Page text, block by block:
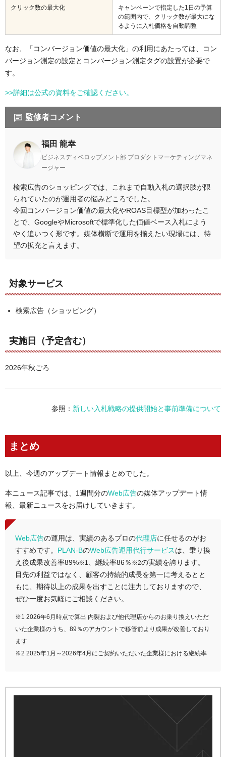
クリック数の最大化
キャンペーンで指定した1日の予算
の範囲内で、クリック数が最大にな
るように入札価格を自動調整
なお、「コンバージョン価値の最大化」の利用にあたっては、コン
バージョン測定の設定とコンバージョン測定タグの設置が必要で
す。
>>詳細は公式の資料をご確認ください。
監修者コメント
福田 龍幸
ビジネスディベロップメント部 プロダクトマーケティングマネ
ージャー
検索広告のショッピングでは、これまで自動入札の選択肢が限
られていたのが運用者の悩みどころでした。
今回コンバージョン価値の最大化やROAS目標型が加わったこ
とで、GoogleやMicrosoftで標準化した価値ベース入札によう
やく追いつく形です。媒体横断で運用を揃えたい現場には、待
望の拡充と言えます。
対象サービス
検索広告（ショッピング）
実施日（予定含む）
2026年秋ごろ
参照： 新しい入札戦略の提供開始と事前準備について
まとめ
以上、今週のアップデート情報まとめでした。
本ニュース記事では、1週間分のWeb広告の媒体アップデート情
報、最新ニュースをお届けしていきます。
Web広告の運用は、実績のあるプロの代理店に任せるのがお
すすめです。 PLAN-BのWeb広告運用代行サービスは、乗り換
え後成果改善率89%※1 、継続率86％ ※2の実績を誇ります。
目先の利益ではなく、顧客の持続的成長を第一に考えるとと
もに、期待以上の成果を出すことに注力しておりますので、
ぜひ一度お気軽にご相談ください。
※1 2026年6月時点で算出 内製および他代理店からのお乗り換えいただ
いた企業様のうち、89％のアカウントで移管前より成果が改善しており
ます
※2 2025年1月～2026年4月にご契約いただいた企業様における継続率